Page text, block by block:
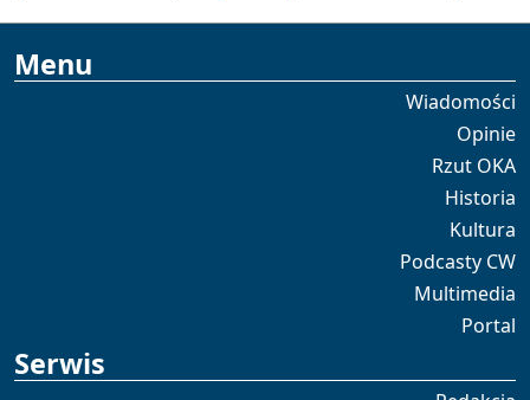
Menu
Wiadomości
Opinie
Rzut OKA
Historia
Kultura
Podcasty CW
Multimedia
Portal
Serwis